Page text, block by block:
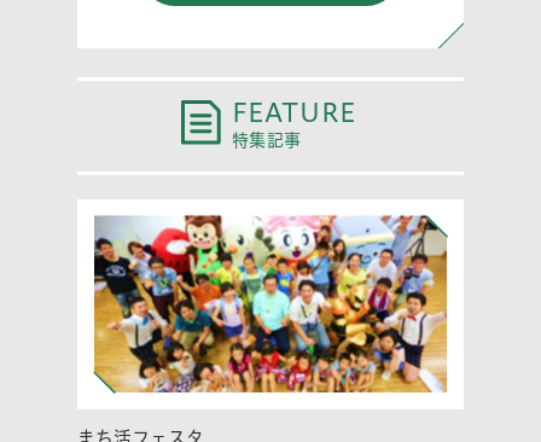
FEATURE
特集記事
まち活フェスタ